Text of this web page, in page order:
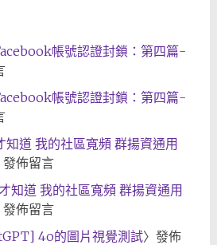
帳號認證封鎖：第四篇-
帳號認證封鎖：第四篇-
知道 我的社區寬頻 群揚資通用
發佈留言
知道 我的社區寬頻 群揚資通用
發佈留言
4o的圖片視覺測試〉發佈